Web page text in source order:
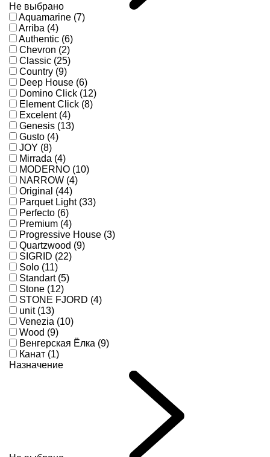
Не выбрано
Aquamarine (7)
Arriba (4)
Authentic (6)
Chevron (2)
Classic (25)
Country (9)
Deep House (6)
Domino Click (12)
Element Click (8)
Excelent (4)
Genesis (13)
Gusto (4)
JOY (8)
Mirrada (4)
MODERNO (10)
NARROW (4)
Original (44)
Parquet Light (33)
Perfecto (6)
Premium (4)
Progressive House (3)
Quartzwood (9)
SIGRID (22)
Solo (11)
Standart (5)
Stone (12)
STONE FJORD (4)
unit (13)
Venezia (10)
Wood (9)
Венгерская Ёлка (9)
Канат (1)
Назначение